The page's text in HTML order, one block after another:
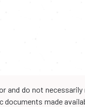
and do not
made